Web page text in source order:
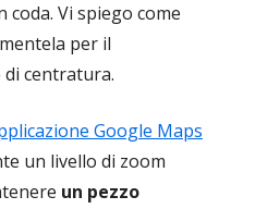
Vi spiego come
per il
centratura.
Google Maps
un livello di zoom
un pezzo